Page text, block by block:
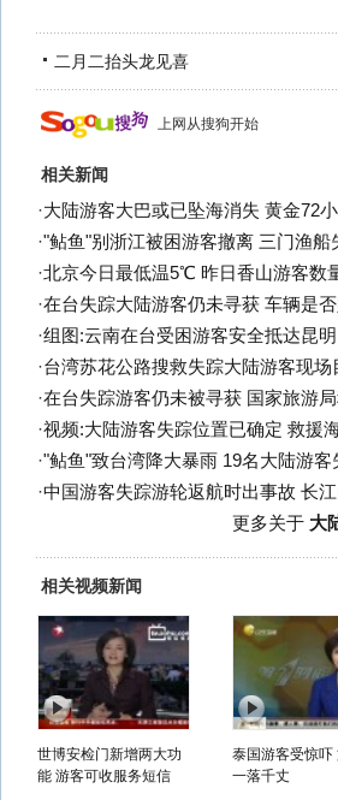
二月二抬头龙见喜
上网从搜狗开始
相关新闻
·大陆游客大巴或已坠海消失 黄金72
·"鲇鱼"别浙江被困游客撤离 三门渔船
·北京今日最低温5℃ 昨日香山游客数
·在台失踪大陆游客仍未寻获 车辆是
·组图:云南在台受困游客安全抵达昆明
·台湾苏花公路搜救失踪大陆游客现场
·在台失踪游客仍未被寻获 国家旅游
·视频:大陆游客失踪位置已确定 救援
·"鲇鱼"致台湾降大暴雨 19名大陆游客
·中国游客失踪游轮返航时出事故 长
更多关于 大
相关视频新闻
世博安检门新增两大功
能 游客可收服务短信
泰国游客受惊吓
一落千丈